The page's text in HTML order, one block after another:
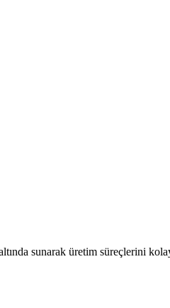
sunarak üretim süreçlerini